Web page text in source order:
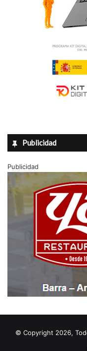
Publicidad
Publicidad
© Copyright 2026,